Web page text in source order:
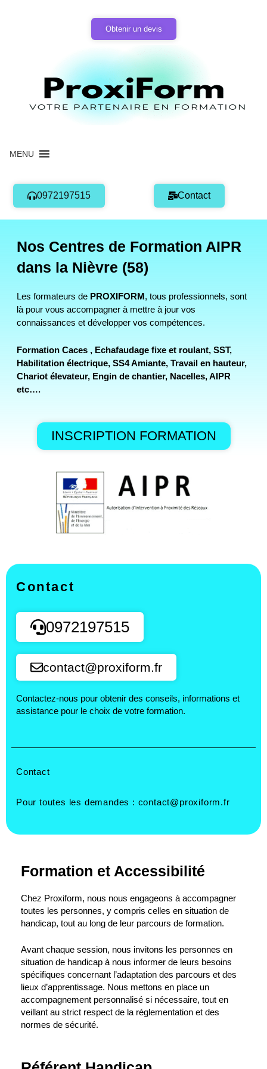
Obtenir un devis
MENU
0972197515 Contact
Nos Centres de Formation AIPR
dans la Nièvre (58)
Les formateurs de PROXIFORM, tous professionnels, sont
là pour vous accompagner à mettre à jour vos
connaissances et développer vos compétences.
Formation Caces , Echafaudage fixe et roulant, SST,
Habilitation électrique, SS4 Amiante, Travail en hauteur,
Chariot élevateur, Engin de chantier, Nacelles, AIPR
etc….
INSCRIPTION FORMATION
Contact
0972197515
contact@proxiform.fr
Contactez-nous pour obtenir des conseils, informations et
assistance pour le choix de votre formation.
Contact
Pour toutes les demandes : contact@proxiform.fr
Formation et Accessibilité
Chez Proxiform, nous nous engageons à accompagner
toutes les personnes, y compris celles en situation de
handicap, tout au long de leur parcours de formation.
Avant chaque session, nous invitons les personnes en
situation de handicap à nous informer de leurs besoins
spécifiques concernant l’adaptation des parcours et des
lieux d’apprentissage. Nous mettons en place un
accompagnement personnalisé si nécessaire, tout en
veillant au strict respect de la réglementation et des
normes de sécurité.